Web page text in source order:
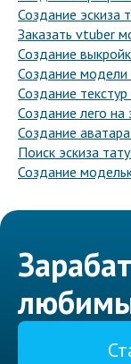
Создание эскиза
Заказать vtuber
Создание
Создание
Создание
Создание лего на
Создание
Поиск эскиза
Создание